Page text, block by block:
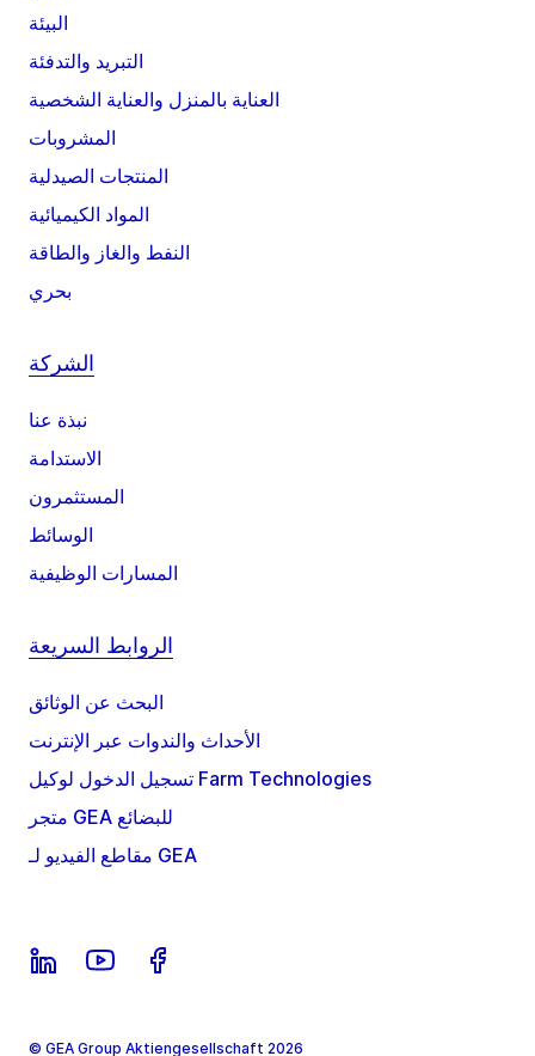
البيئة
التبريد والتدفئة
العناية بالمنزل والعناية الشخصية
المشروبات
المنتجات الصيدلية
المواد الكيميائية
النفط والغاز والطاقة
بحري
الشركة
نبذة عنا
الاستدامة
المستثمرون
الوسائط
المسارات الوظيفية
الروابط السريعة
البحث عن الوثائق
الأحداث والندوات عبر الإنترنت
تسجيل الدخول لوكيل Farm Technologies
متجر GEA للبضائع
مقاطع الفيديو لـ GEA
© GEA Group Aktiengesellschaft 2026